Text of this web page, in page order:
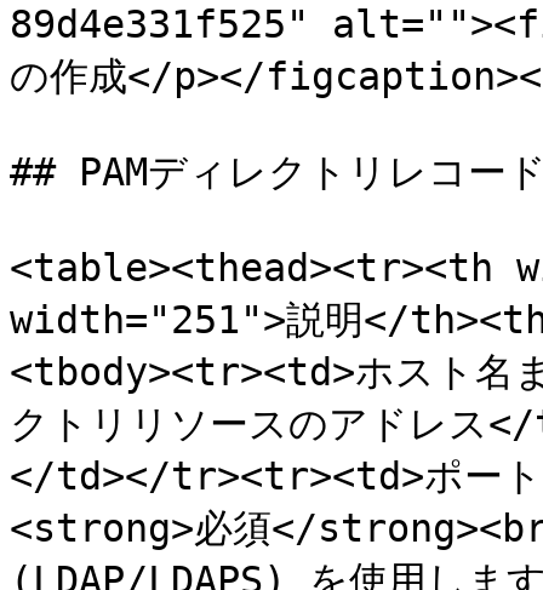
89d4e331f525"
の作成</p></
## PAMディレクトリレコー
<table><thead><tr><th
width="251">説明</
<tbody><tr><td>ホスト名
クトリリソースのアドレ
</td></tr><tr><td>ポー
<strong>必須</
(LDAP/LDAPS) を使用し